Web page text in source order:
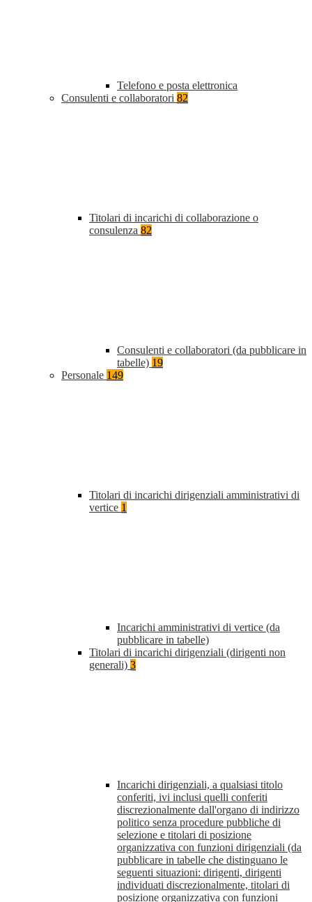
Telefono e posta elettronica
Consulenti e collaboratori 82
Titolari di incarichi di collaborazione o
consulenza 82
Consulenti e collaboratori (da pubblicare in
tabelle) 19
Personale 149
Titolari di incarichi dirigenziali amministrativi di
vertice 1
Incarichi amministrativi di vertice (da
pubblicare in tabelle)
Titolari di incarichi dirigenziali (dirigenti non
generali) 3
Incarichi dirigenziali, a qualsiasi titolo
conferiti, ivi inclusi quelli conferiti
discrezionalmente dall'organo di indirizzo
politico senza procedure pubbliche di
selezione e titolari di posizione
organizzativa con funzioni dirigenziali (da
pubblicare in tabelle che distinguano le
seguenti situazioni: dirigenti, dirigenti
individuati discrezionalmente, titolari di
posizione organizzativa con funzioni